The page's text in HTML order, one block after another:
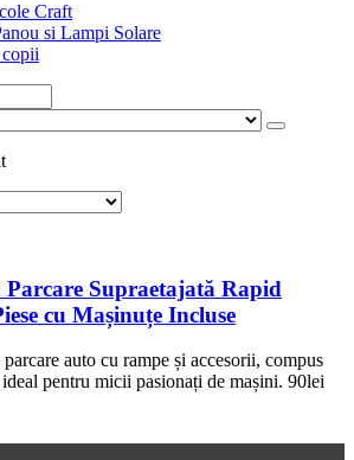
Craft
si Lampi Solare
Parcare Supraetajată Rapid
cu Mașinuțe Incluse
auto cu rampe și accesorii, compus
pentru micii pasionați de mașini. 90lei